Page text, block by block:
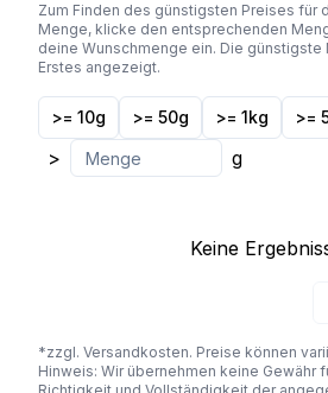
Zum Finden des günstigsten Preises für
Menge, klicke den entsprechenden
deine Wunschmenge ein. Die
Erstes angezeigt.
>= 10g >= 50g >= 1kg >=
> g
Keine
*zzgl. Versandkosten. Preise können
Hinweis: Wir übernehmen keine Gewähr